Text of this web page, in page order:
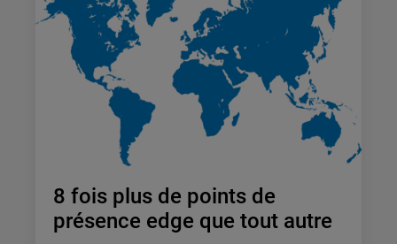
8 fois plus de points de
présence edge que tout autre